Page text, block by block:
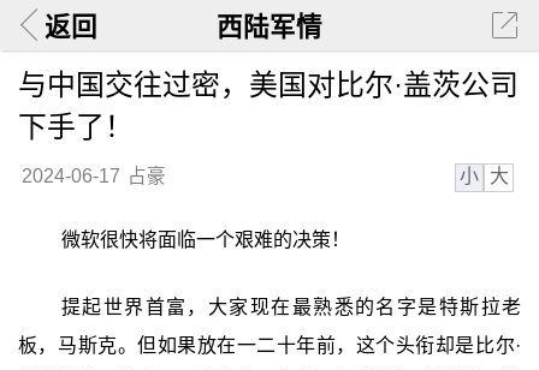
返回 西陆军情
与中国交往过密，美国对比尔·盖茨公司
下手了！
2024-06-17 占豪 小 大
微软很快将面临一个艰难的决策！
提起世界首富，大家现在最熟悉的名字是特斯拉老
板，马斯克。但如果放在一二十年前，这个头衔却是比尔·